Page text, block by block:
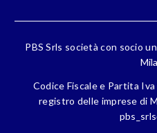
PBS Srls società con socio
Codice Fiscale e Partita
registro delle imprese di